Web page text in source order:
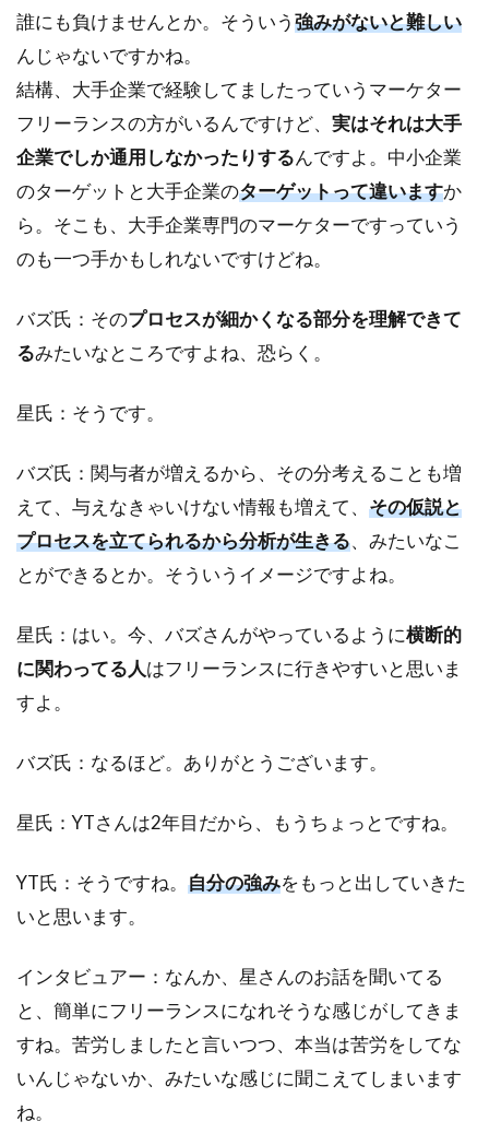
誰にも負けませんとか。そういう強みがないと難しい
んじゃないですかね。
結構、大手企業で経験してましたっていうマーケター
フリーランスの方がいるんですけど、 実はそれは大手
企業でしか通用しなかったりするんですよ。中小企業
のターゲットと大手企業のターゲットって違いますか
ら。そこも、大手企業専門のマーケターですっていう
のも一つ手かもしれないですけどね。
バズ氏：そのプロセスが細かくなる部分を理解できて
るみたいなところですよね、恐らく。
星氏：そうです。
バズ氏：関与者が増えるから、その分考えることも増
えて、与えなきゃいけない情報も増えて、 その仮説と
プロセスを立てられるから分析が生きる、みたいなこ
とができるとか。そういうイメージですよね。
星氏：はい。今、バズさんがやっているように横断的
に関わってる人はフリーランスに行きやすいと思いま
すよ。
バズ氏：なるほど。ありがとうございます。
星氏：YTさんは2年目だから、もうちょっとですね。
YT氏：そうですね。 自分の強みをもっと出していきた
いと思います。
インタビュアー：なんか、星さんのお話を聞いてる
と、簡単にフリーランスになれそうな感じがしてきま
すね。苦労しましたと言いつつ、本当は苦労をしてな
いんじゃないか、みたいな感じに聞こえてしまいます
ね。